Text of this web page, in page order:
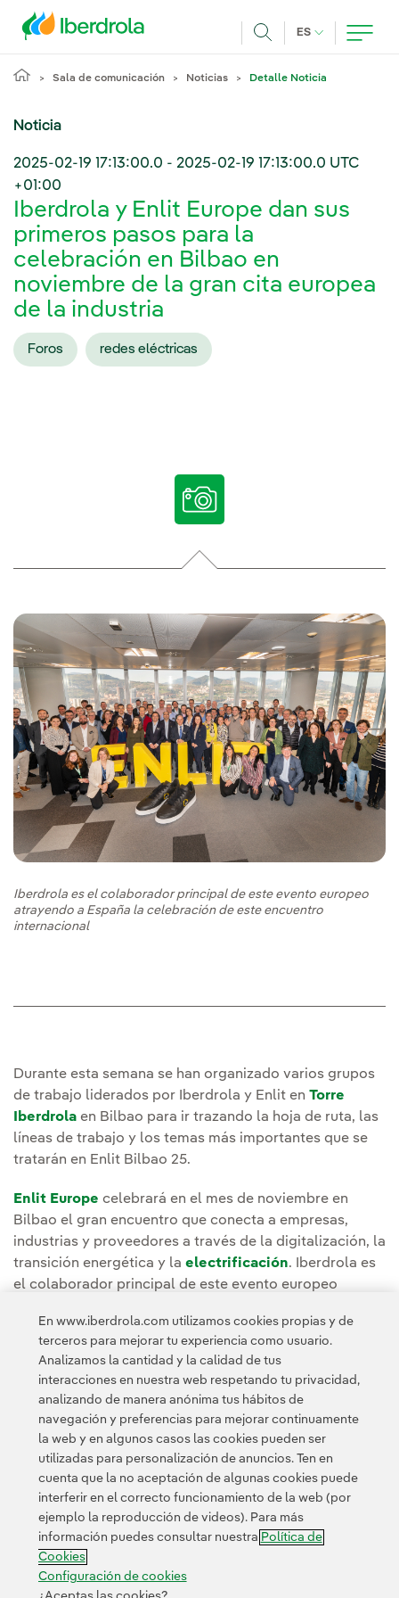
ES IDIOMA
Sala de comunicación Noticias Detalle Noticia
Noticia
2025-02-19 17:13:00.0 - 2025-02-19 17:13:00.0 UTC
+01:00
Iberdrola y Enlit Europe dan sus
primeros pasos para la
celebración en Bilbao en
noviembre de la gran cita europea
de la industria
Foros redes eléctricas
Iberdrola es el colaborador principal de este evento europeo
atrayendo a España la celebración de este encuentro
internacional
Durante esta semana se han organizado varios grupos
de trabajo liderados por Iberdrola y Enlit en Torre
Iberdrola en Bilbao para ir trazando la hoja de ruta, las
líneas de trabajo y los temas más importantes que se
tratarán en Enlit Bilbao 25.
Enlit Europe celebrará en el mes de noviembre en
Bilbao el gran encuentro que conecta a empresas,
industrias y proveedores a través de la digitalización, la
transición energética y la electrificación. Iberdrola es
el colaborador principal de este evento europeo
internacional.
Contacta Política de Privacidad Información legal
Transparencia en el uso de la IA Política de cookies
Configuración de cookies Accesibilidad Canal de denuncias
En www.iberdrola.com utilizamos cookies propias y de
terceros para mejorar tu experiencia como usuario.
Analizamos la cantidad y la calidad de tus
interacciones en nuestra web respetando tu privacidad,
analizando de manera anónima tus hábitos de
navegación y preferencias para mejorar continuamente
la web y en algunos casos las cookies pueden ser
utilizadas para personalización de anuncios. Ten en
cuenta que la no aceptación de algunas cookies puede
interferir en el correcto funcionamiento de la web (por
ejemplo la reproducción de videos). Para más
información puedes consultar nuestra Política de
Cookies
Configuración de cookies